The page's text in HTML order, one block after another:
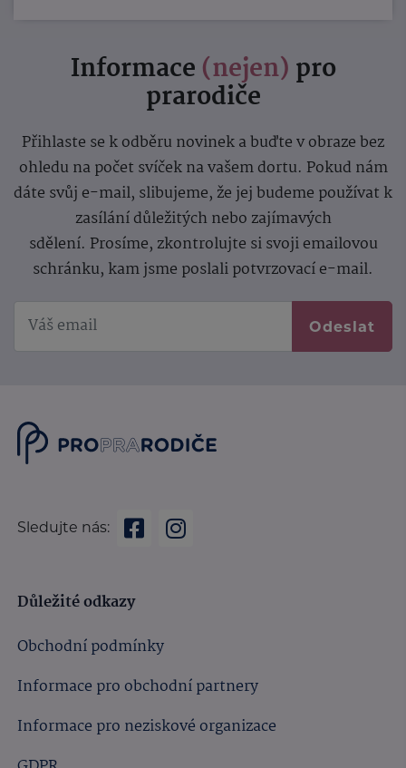
Informace (nejen) pro
prarodiče
Přihlaste se k odběru novinek a buďte v obraze bez
ohledu na počet svíček na vašem dortu. Pokud nám
dáte svůj e-mail, slibujeme, že jej budeme používat k
zasílání důležitých nebo zajímavých
sdělení. Prosíme, zkontrolujte si svoji emailovou
schránku, kam jsme poslali potvrzovací e-mail.
Odeslat
Sledujte nás:
Důležité odkazy
Obchodní podmínky
Informace pro obchodní partnery
Informace pro neziskové organizace